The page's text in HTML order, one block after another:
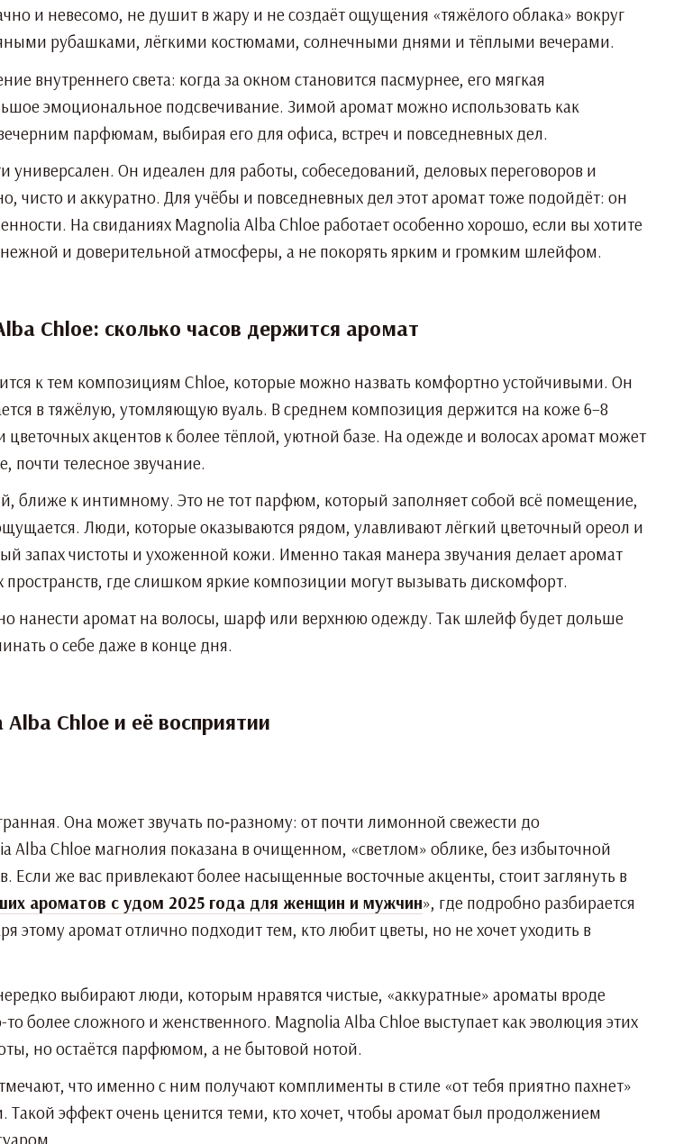
и невесомо, не душит в жару и не создаёт ощущения «тяжёлого облака» вокруг
рубашками, лёгкими костюмами, солнечными днями и тёплыми вечерами.
внутреннего света: когда за окном становится пасмурнее, его мягкая
эмоциональное подсвечивание. Зимой аромат можно использовать как
парфюмам, выбирая его для офиса, встреч и повседневных дел.
универсален. Он идеален для работы, собеседований, деловых переговоров и
чисто и аккуратно. Для учёбы и повседневных дел этот аромат тоже подойдёт: он
На свиданиях Magnolia Alba Chloe работает особенно хорошо, если вы хотите
нежной и доверительной атмосферы, а не покорять ярким и громким шлейфом.
Chloe: сколько часов держится аромат
к тем композициям Chloe, которые можно назвать комфортно устойчивыми. Он
в тяжёлую, утомляющую вуаль. В среднем композиция держится на коже 6–8
цветочных акцентов к более тёплой, уютной базе. На одежде и волосах аромат может
почти телесное звучание.
ближе к интимному. Это не тот парфюм, который заполняет собой всё помещение,
Люди, которые оказываются рядом, улавливают лёгкий цветочный ореол и
запах чистоты и ухоженной кожи. Именно такая манера звучания делает аромат
где слишком яркие композиции могут вызывать дискомфорт.
нанести аромат на волосы, шарф или верхнюю одежду. Так шлейф будет дольше
о себе даже в конце дня.
Chloe и её восприятии
Она может звучать по‑разному: от почти лимонной свежести до
Alba Chloe магнолия показана в очищенном, «светлом» облике, без избыточной
Если же вас привлекают более насыщенные восточные акценты, стоит заглянуть в
ароматов с удом 2025 года для женщин и мужчин», где подробно разбирается
этому аромат отлично подходит тем, кто любит цветы, но не хочет уходить в
выбирают люди, которым нравятся чистые, «аккуратные» ароматы вроде
то более сложного и женственного. Magnolia Alba Chloe выступает как эволюция этих
но остаётся парфюмом, а не бытовой нотой.
что именно с ним получают комплименты в стиле «от тебя приятно пахнет»
Такой эффект очень ценится теми, кто хочет, чтобы аромат был продолжением